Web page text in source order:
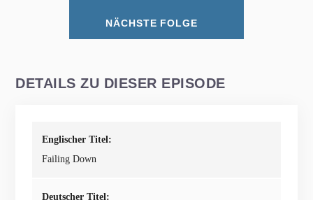
NÄCHSTE FOLGE
DETAILS ZU DIESER EPISODE
Englischer Titel:
Failing Down
Deutscher Titel: